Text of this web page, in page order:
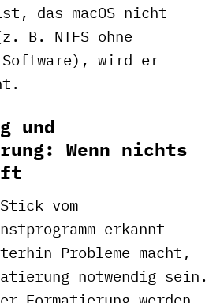
das macOS nicht
B. NTFS ohne
wird er
und
Wenn nichts
vom
erkannt
Probleme macht,
notwendig sein.